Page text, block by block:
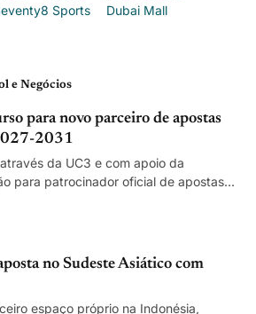
Sports Dubai Mall
e Negócios
para novo parceiro de apostas
2031
da UC3 e com apoio da
para patrocinador oficial de apostas
Liga Europa e Conference League
no Sudeste Asiático com
espaço próprio na Indonésia,